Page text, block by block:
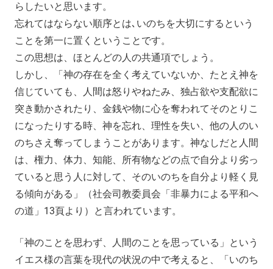
らしたいと思います。
忘れてはならない順序とは､いのちを大切にするという
ことを第一に置くということです。
この思想は、ほとんどの人の共通項でしょう。
しかし、「神の存在を全く考えていないか、たとえ神を
信じていても、人間は怒りやねたみ、独占欲や支配欲に
突き動かされたり、金銭や物に心を奪われてそのとりこ
になったりする時、神を忘れ、理性を失い、他の人のい
のちさえ奪ってしまうことがあります。神なしだと人間
は、権力、体力、知能、所有物などの点で自分より劣っ
ていると思う人に対して、そのいのちを自分より軽く見
る傾向がある」（社会司教委員会「非暴力による平和へ
の道」13頁より）と言われています。
「神のことを思わず、人間のことを思っている」という
イエス様の言葉を現代の状況の中で考えると、「いのち